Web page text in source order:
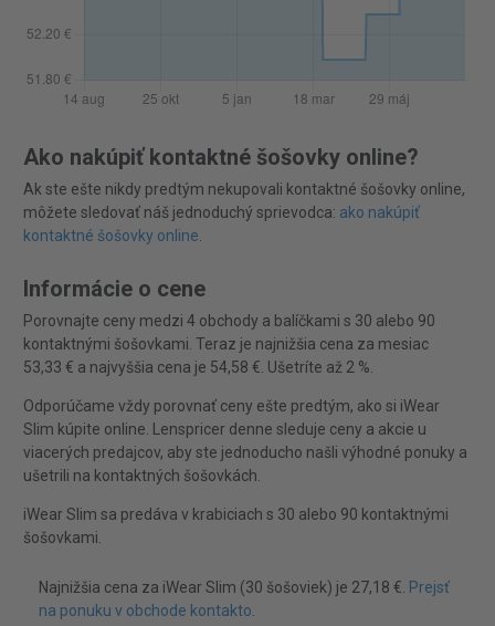
Ako nakúpiť kontaktné šošovky online?
Ak ste ešte nikdy predtým nekupovali kontaktné šošovky online,
môžete sledovať náš jednoduchý sprievodca: ako nakúpiť
kontaktné šošovky online.
Informácie o cene
Porovnajte ceny medzi 4 obchody a balíčkami s 30 alebo 90
kontaktnými šošovkami. Teraz je najnižšia cena za mesiac
53,33 € a najvyššia cena je 54,58 €. Ušetríte až 2 %.
Odporúčame vždy porovnať ceny ešte predtým, ako si iWear
Slim kúpite online. Lenspricer denne sleduje ceny a akcie u
viacerých predajcov, aby ste jednoducho našli výhodné ponuky a
ušetrili na kontaktných šošovkách.
iWear Slim sa predáva v krabiciach s 30 alebo 90 kontaktnými
šošovkami.
Najnižšia cena za iWear Slim (30 šošoviek) je 27,18 €. Prejsť
na ponuku v obchode kontakto.